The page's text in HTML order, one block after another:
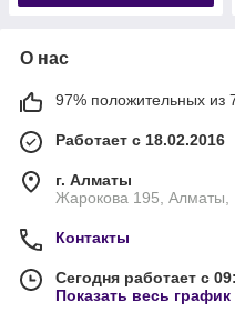
О нас
97% положительных из
Работает с 18.02.2016
г. Алматы
Жарокова 195, Алматы,
Контакты
Сегодня работает с
Показать весь